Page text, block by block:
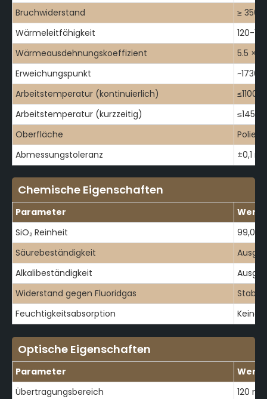
Bruchwiderstand
≥ 350
Wärmeleitfähigkeit
120-
Wärmeausdehnungskoeffizient
5.5 ×
Erweichungspunkt
Arbeitstemperatur (kontinuierlich)
Arbeitstemperatur (kurzzeitig)
Oberfläche
Poliert
Abmessungstoleranz
±0,1
Chemische Eigenschaften
Parameter
Wert
SiO₂ Reinheit
Säurebeständigkeit
Alkalibeständigkeit
Widerstand gegen Fluoridgas
Stabil
Feuchtigkeitsabsorption
Keine
Optische Eigenschaften
Parameter
Wert
Übertragungsbereich
120